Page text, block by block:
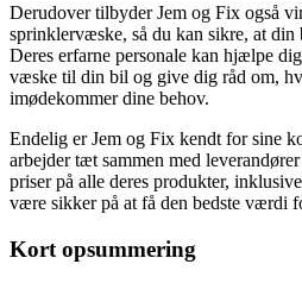
Derudover tilbyder Jem og Fix også
sprinklervæske, så du kan sikre, at
Deres erfarne personale kan hjælpe
væske til din bil og give dig råd om,
imødekommer dine behov.
Endelig er Jem og Fix kendt for sine
arbejder tæt sammen med
priser på alle deres produkter,
være sikker på at få den bedste værdi
Kort opsummering